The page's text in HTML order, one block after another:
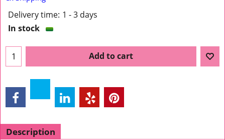
Delivery time: 1 - 3 days
In stock
Add to cart
Description